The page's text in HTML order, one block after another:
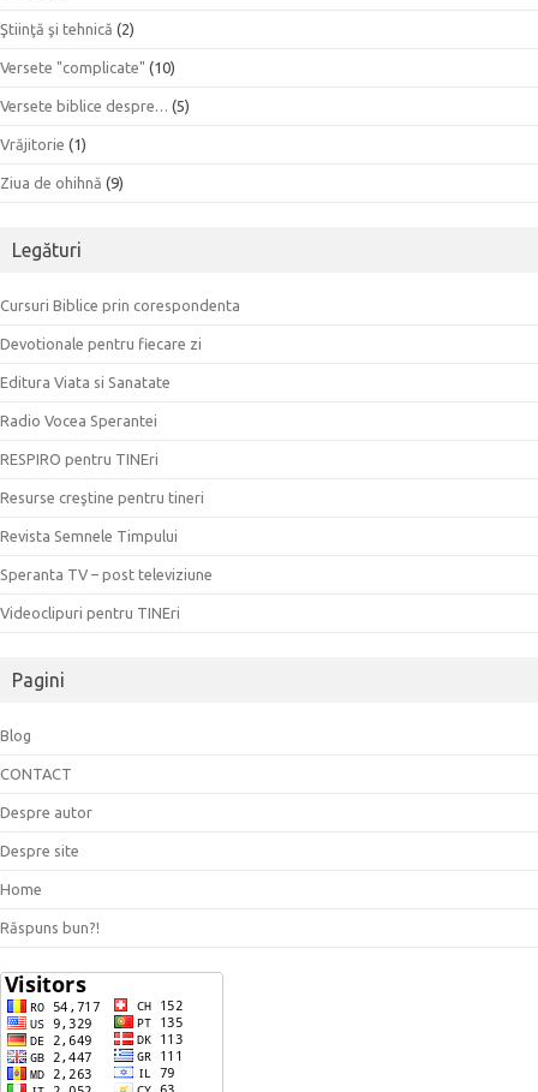
Ştiinţă şi tehnică (2)
Versete "complicate" (10)
Versete biblice despre… (5)
Vrăjitorie (1)
Ziua de ohihnă (9)
Legături
Cursuri Biblice prin corespondenta
Devotionale pentru fiecare zi
Editura Viata si Sanatate
Radio Vocea Sperantei
RESPIRO pentru TINEri
Resurse creştine pentru tineri
Revista Semnele Timpului
Speranta TV – post televiziune
Videoclipuri pentru TINEri
Pagini
Blog
CONTACT
Despre autor
Despre site
Home
Răspuns bun?!